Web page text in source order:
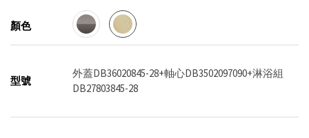
顏色
型號
外蓋DB36020845-28+軸心DB3502097090+淋浴組
DB27803845-28